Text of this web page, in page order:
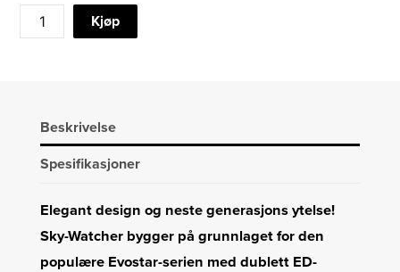
SKY-
WATCHER
antall
Kjøp
Beskrivelse
Spesifikasjoner
Elegant design og neste generasjons ytelse!
Sky-Watcher bygger på grunnlaget for den
populære Evostar-serien med dublett ED-